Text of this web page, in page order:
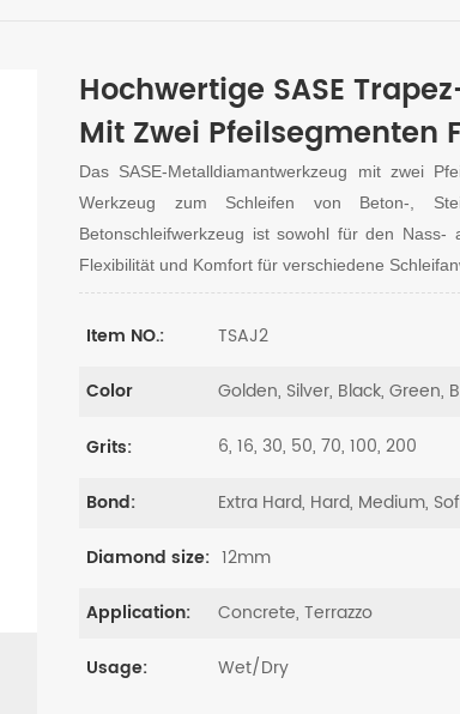
Hochwertige SASE
Mit Zwei Pfeilsegmenten
Das SASE-Metalldiamantwerkzeug mit zwei
Werkzeug zum Schleifen von Beton-,
Betonschleifwerkzeug ist sowohl für den
Flexibilität und Komfort für verschiedene
Item NO.: TSAJ2
Color Golden, Silver, Black, Green,
Grits: 6, 16, 30, 50, 70, 100, 200
Bond: Extra Hard, Hard, Medium,
Diamond size: 12mm
Application: Concrete, Terrazzo
Usage: Wet/Dry